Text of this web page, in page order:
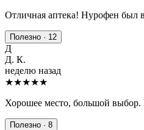
Отличная аптека! Нурофен был
Полезно · 12
Д
Д. К.
неделю назад
★★★★★
Хорошее место, большой
Полезно · 8